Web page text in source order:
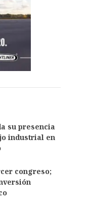
su presencia
industrial en
congreso;